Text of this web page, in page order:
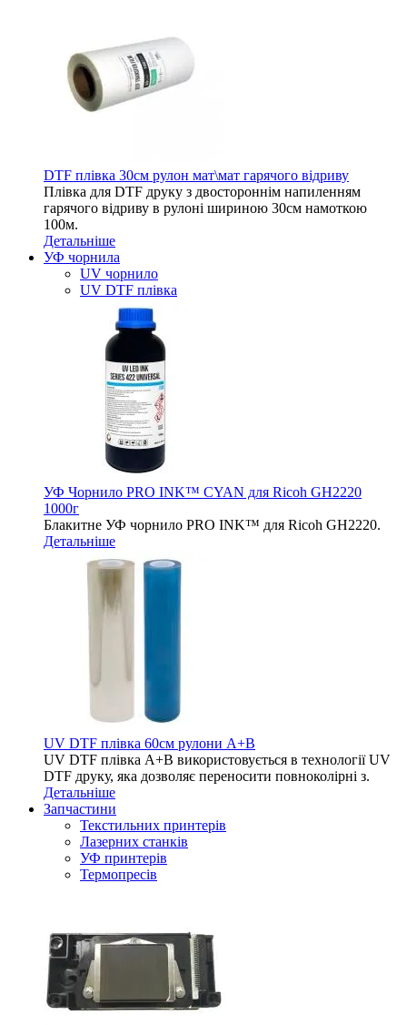
DTF плівка 30см рулон мат\мат гарячого відриву
Плівка для DTF друку з двостороннім напиленням
гарячого відриву в рулоні шириною 30см намоткою
100м.
Детальніше
УФ чорнила
UV чорнило
UV DTF плівка
УФ Чорнило PRO INK™ CYAN для Ricoh GH2220
1000г
Блакитне УФ чорнило PRO INK™ для Ricoh GH2220.
Детальніше
UV DTF плівка 60см рулони A+B
UV DTF плівка A+B використовується в технології UV
DTF друку, яка дозволяє переносити повноколірні з.
Детальніше
Запчастини
Текстильних принтерів
Лазерних станків
УФ принтерів
Термопресів